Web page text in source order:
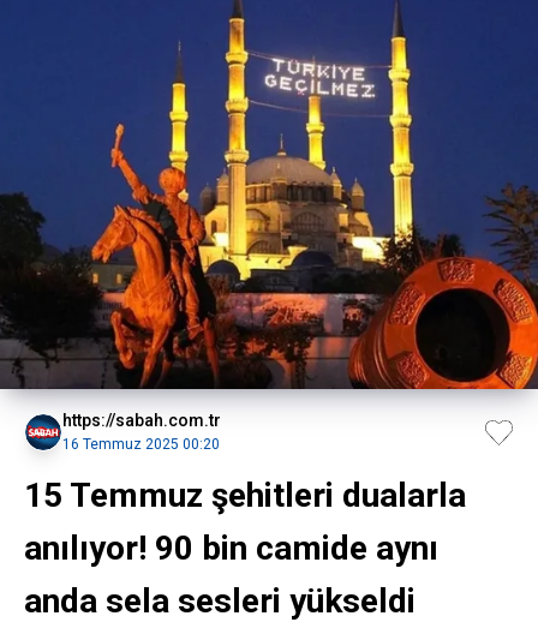
https://sabah.com.tr
16 Temmuz 2025 00:20
15 Temmuz şehitleri dualarla
anılıyor! 90 bin camide aynı
anda sela sesleri yükseldi